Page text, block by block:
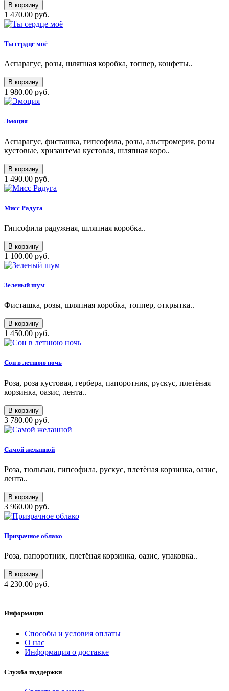
В корзину
1 470.00 руб.
Ты сердце моё
Аспарагус, розы, шляпная коробка, топпер, конфеты..
В корзину
1 980.00 руб.
Эмоция
Аспарагус, фисташка, гипсофила, розы, альстромерия, розы
кустовые, хризантема кустовая, шляпная коро..
В корзину
1 490.00 руб.
Мисс Радуга
Гипсофила радужная, шляпная коробка..
В корзину
1 100.00 руб.
Зеленый шум
Фисташка, розы, шляпная коробка, топпер, открытка..
В корзину
1 450.00 руб.
Сон в летнюю ночь
Роза, роза кустовая, гербера, папоротник, рускус, плетёная
корзинка, оазис, лента..
В корзину
3 780.00 руб.
Самой желанной
Роза, тюльпан, гипсофила, рускус, плетёная корзинка, оазис,
лента..
В корзину
3 960.00 руб.
Призрачное облако
Роза, папоротник, плетёная корзинка, оазис, упаковка..
В корзину
4 230.00 руб.
Информация
Способы и условия оплаты
О нас
Информация о доставке
Служба поддержки